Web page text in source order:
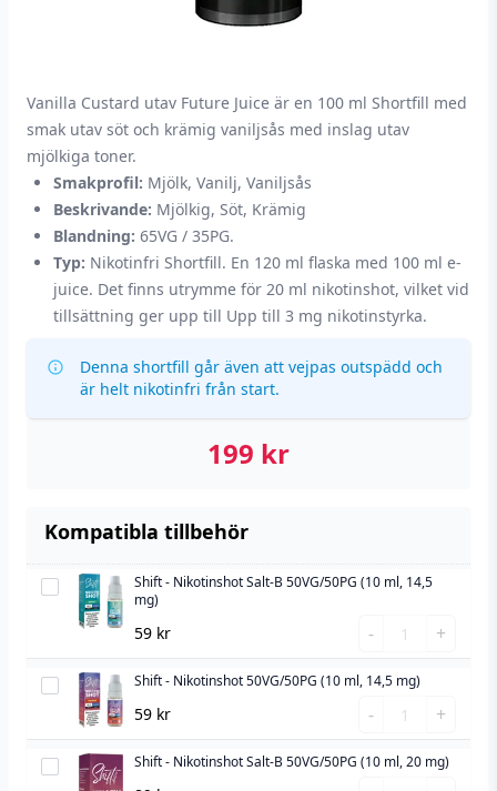
Vanilla Custard utav Future Juice är en 100 ml Shortfill med
smak utav söt och krämig vaniljsås med inslag utav
mjölkiga toner.
Smakprofil: Mjölk, Vanilj, Vaniljsås
Beskrivande: Mjölkig, Söt, Krämig
Blandning: 65VG / 35PG.
Typ: Nikotinfri Shortfill. En 120 ml flaska med 100 ml e-
juice. Det finns utrymme för 20 ml nikotinshot, vilket vid
tillsättning ger upp till Upp till 3 mg nikotinstyrka.
Denna shortfill går även att vejpas outspädd och
är helt nikotinfri från start.
199 kr
Kompatibla tillbehör
Shift
Nikotinshot
Salt-
B
50VG/50PG
(10
ml,
Shift - Nikotinshot Salt-B 50VG/50PG (10 ml, 14,5
mg)
59 kr -
Shift
-
Nikotinshot
Salt-
B
50VG/50PG
+
Shift
Nikotinshot
50VG/50PG
Shift - Nikotinshot 50VG/50PG (10 ml, 14,5 mg)
59 kr -
Shift
-
Nikotinshot
+
Shift
Shift - Nikotinshot Salt-B 50VG/50PG (10 ml, 20 mg)